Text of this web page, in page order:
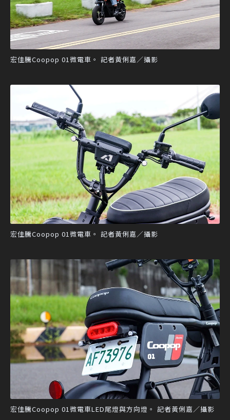
宏佳騰Coopop 01微電車。 記者黃俐嘉／攝影
宏佳騰Coopop 01微電車。 記者黃俐嘉／攝影
宏佳騰Coopop 01微電車LED尾燈與方向燈。 記者黃俐嘉／攝影